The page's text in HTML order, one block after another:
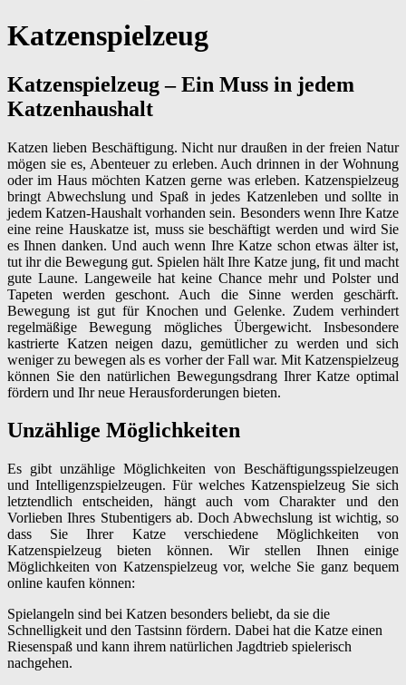
Katzenspielzeug
Katzenspielzeug – Ein Muss in jedem
Katzenhaushalt
Katzen lieben Beschäftigung. Nicht nur draußen in der freien Natur
mögen sie es, Abenteuer zu erleben. Auch drinnen in der Wohnung
oder im Haus möchten Katzen gerne was erleben. Katzenspielzeug
bringt Abwechslung und Spaß in jedes Katzenleben und sollte in
jedem Katzen-Haushalt vorhanden sein. Besonders wenn Ihre Katze
eine reine Hauskatze ist, muss sie beschäftigt werden und wird Sie
es Ihnen danken. Und auch wenn Ihre Katze schon etwas älter ist,
tut ihr die Bewegung gut. Spielen hält Ihre Katze jung, fit und macht
gute Laune. Langeweile hat keine Chance mehr und Polster und
Tapeten werden geschont. Auch die Sinne werden geschärft.
Bewegung ist gut für Knochen und Gelenke. Zudem verhindert
regelmäßige Bewegung mögliches Übergewicht. Insbesondere
kastrierte Katzen neigen dazu, gemütlicher zu werden und sich
weniger zu bewegen als es vorher der Fall war. Mit Katzenspielzeug
können Sie den natürlichen Bewegungsdrang Ihrer Katze optimal
fördern und Ihr neue Herausforderungen bieten.
Unzählige Möglichkeiten
Es gibt unzählige Möglichkeiten von Beschäftigungsspielzeugen
und Intelligenzspielzeugen. Für welches Katzenspielzeug Sie sich
letztendlich entscheiden, hängt auch vom Charakter und den
Vorlieben Ihres Stubentigers ab. Doch Abwechslung ist wichtig, so
dass Sie Ihrer Katze verschiedene Möglichkeiten von
Katzenspielzeug bieten können. Wir stellen Ihnen einige
Möglichkeiten von Katzenspielzeug vor, welche Sie ganz bequem
online kaufen können:
Spielangeln sind bei Katzen besonders beliebt, da sie die
Schnelligkeit und den Tastsinn fördern. Dabei hat die Katze einen
Riesenspaß und kann ihrem natürlichen Jagdtrieb spielerisch
nachgehen.